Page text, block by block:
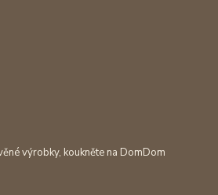
výrobky, koukněte na DomDom